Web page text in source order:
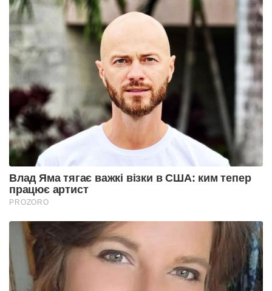
Влад Яма тягає важкі візки в США: ким тепер
працює артист
PROZORO